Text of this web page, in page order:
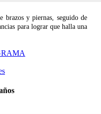
brazos y piernas, seguido de
para lograr que halla una